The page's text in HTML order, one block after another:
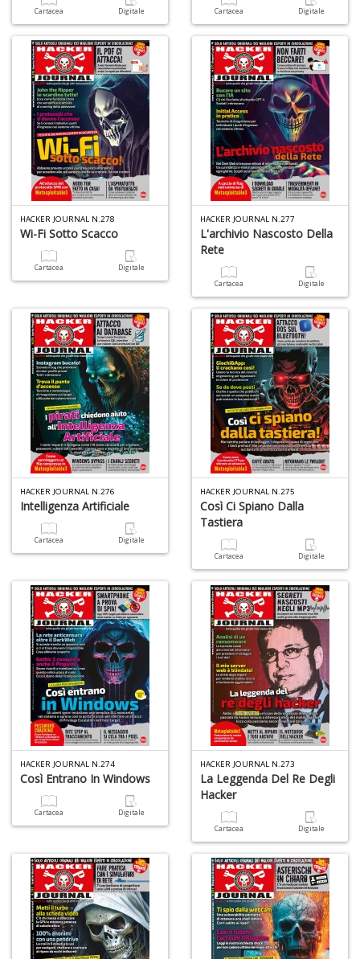
Cartacea Digitale Cartacea Digitale
HACKER JOURNAL N.278
Wi-Fi Sotto Scacco
Cartacea Digitale
HACKER JOURNAL N.277
L'archivio Nascosto Della
Rete
Cartacea Digitale
HACKER JOURNAL N.276
Intelligenza Artificiale
Cartacea Digitale
HACKER JOURNAL N.275
Così Ci Spiano Dalla
Tastiera
Cartacea Digitale
HACKER JOURNAL N.274
Così Entrano In Windows
Cartacea Digitale
HACKER JOURNAL N.273
La Leggenda Del Re Degli
Hacker
Cartacea Digitale